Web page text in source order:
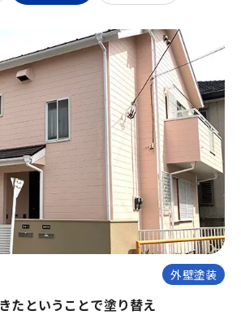
外壁塗装
たということで塗り替え